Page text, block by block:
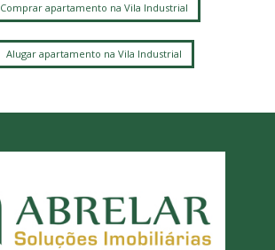
Comprar apartamento na Vila Industrial
Alugar apartamento na Vila Industrial